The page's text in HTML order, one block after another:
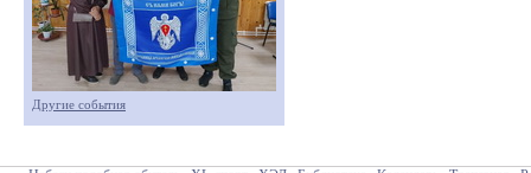
Другие события